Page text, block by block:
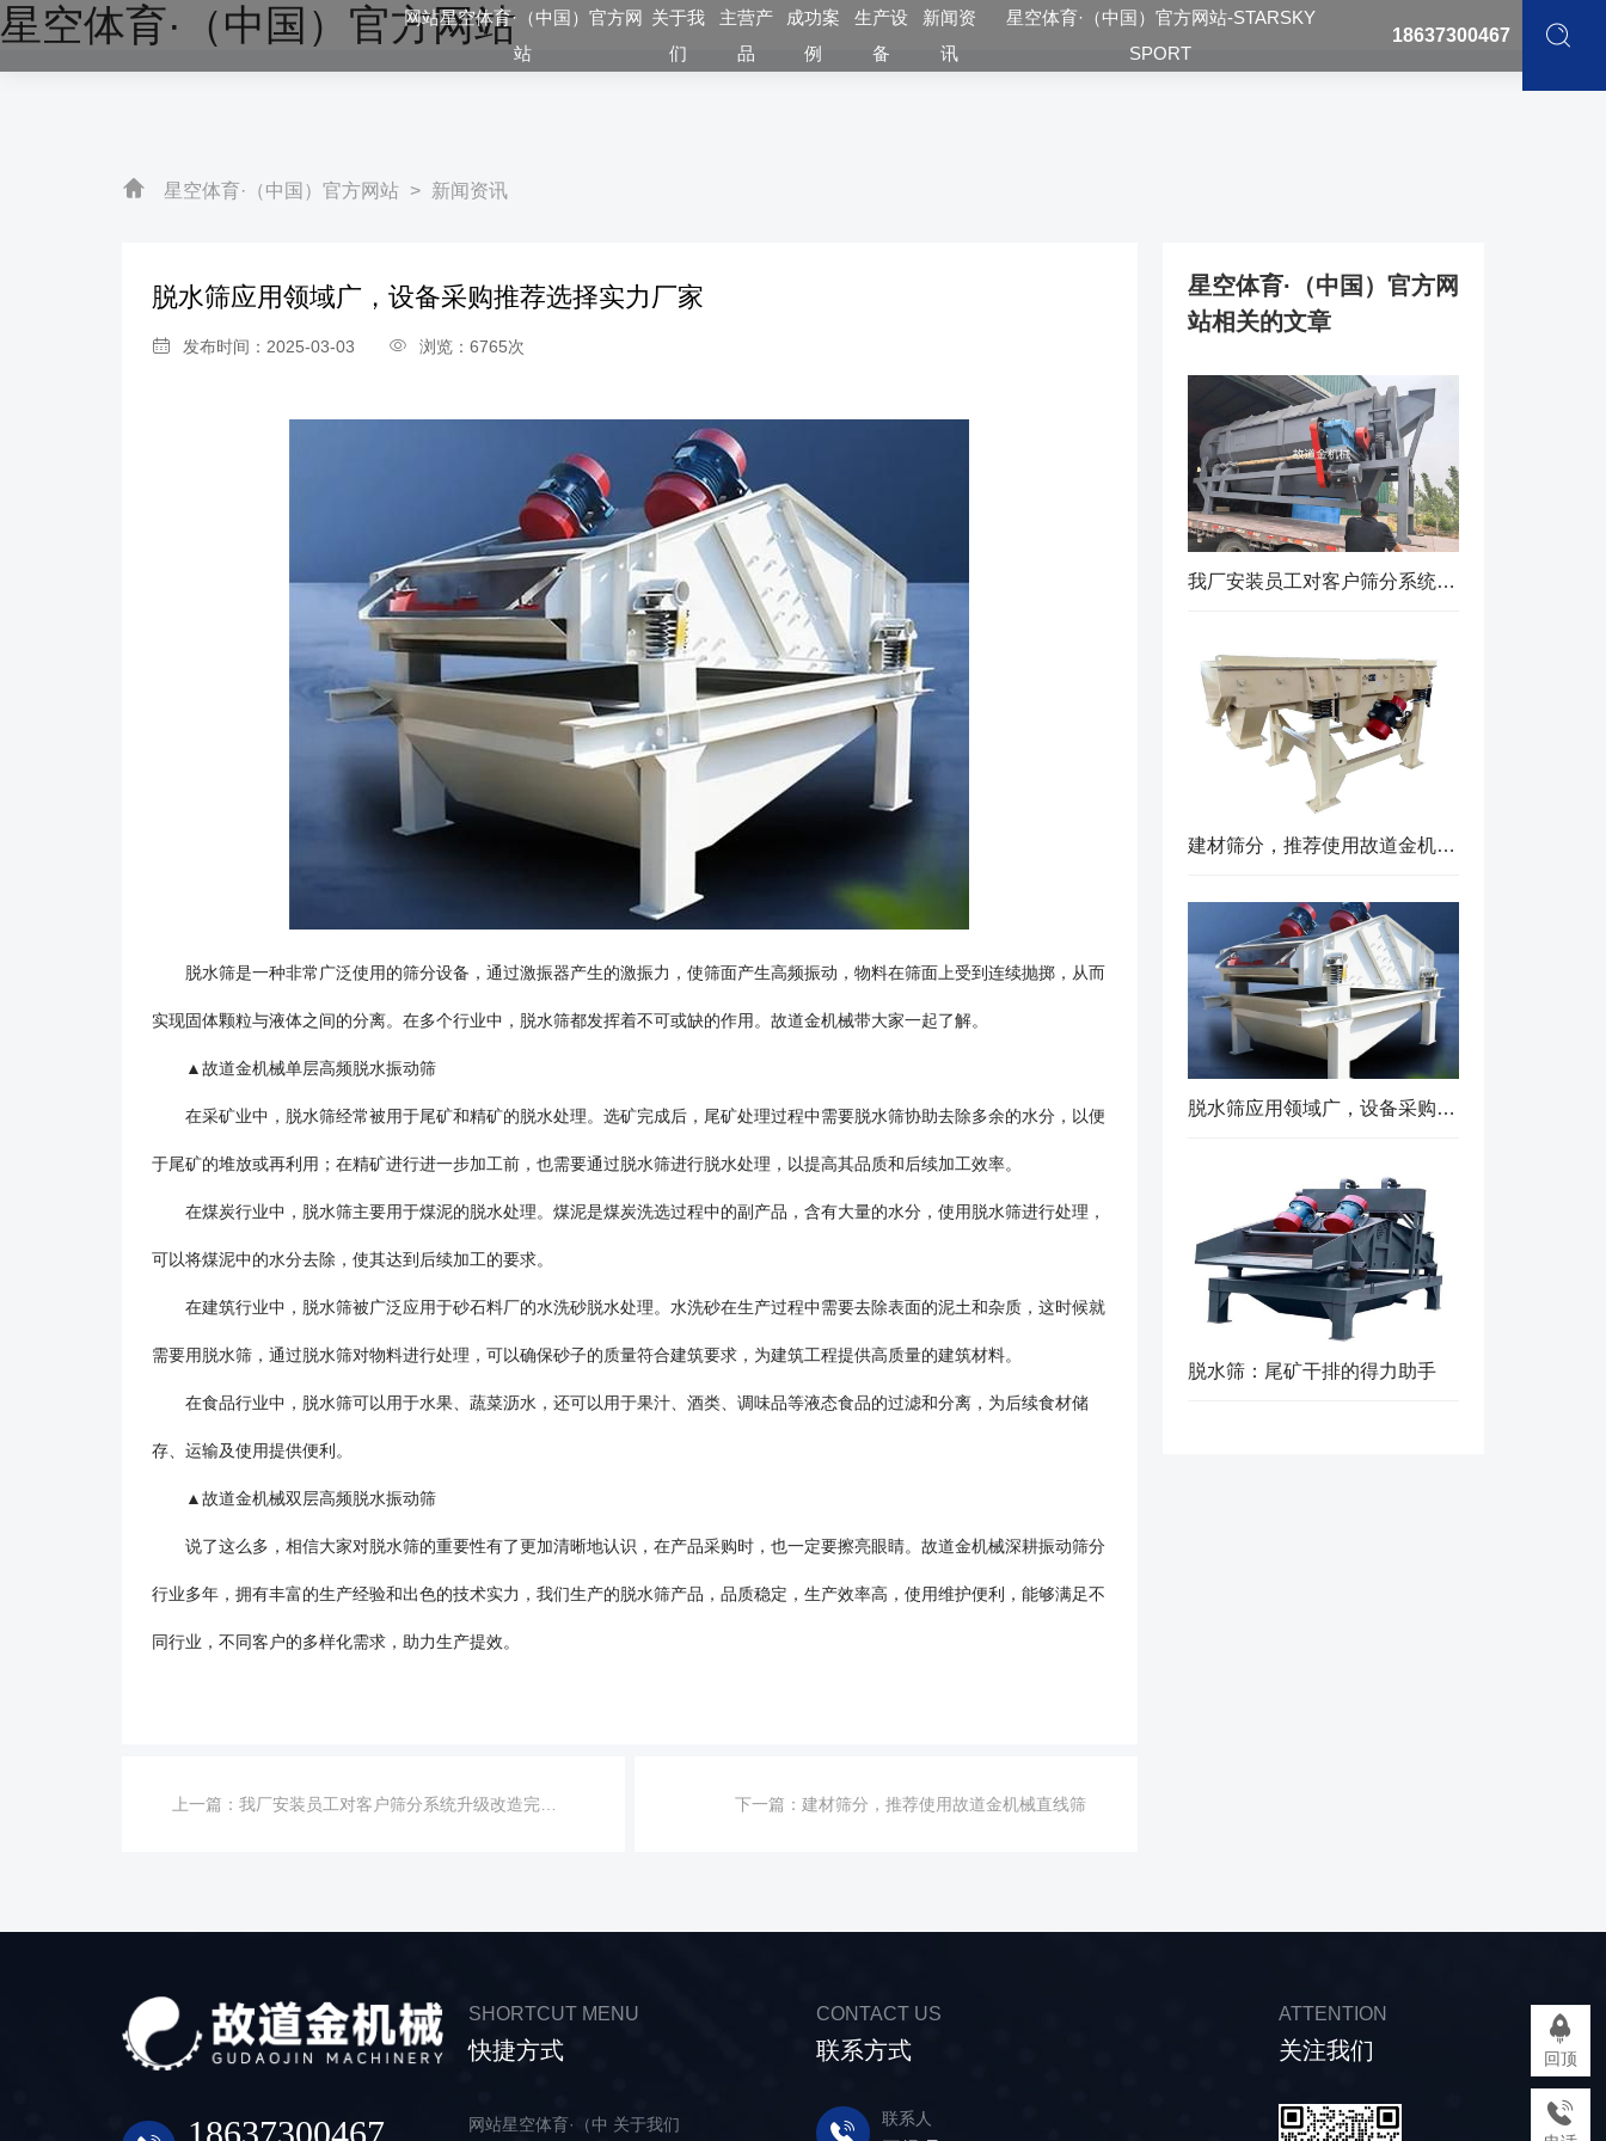
星空体育·（中国）官方网站网站星空体育·（中国）官方网
站
关于我
们
主营产
品
成功案
例
生产设
备
新闻资
讯
星空体育·（中国）官方网站-STARSKY
SPORT
18637300467
星空体育·（中国）官方网站 > 新闻资讯
脱水筛应用领域广，设备采购推荐选择实力厂家
发布时间：2025-03-03 浏览：6765次
脱水筛是一种非常广泛使用的筛分设备，通过激振器产生的激振力，使筛面产生高频振动，物料在筛面上受到连续抛掷，从而
实现固体颗粒与液体之间的分离。在多个行业中，脱水筛都发挥着不可或缺的作用。故道金机械带大家一起了解。
▲故道金机械单层高频脱水振动筛
在采矿业中，脱水筛经常被用于尾矿和精矿的脱水处理。选矿完成后，尾矿处理过程中需要脱水筛协助去除多余的水分，以便
于尾矿的堆放或再利用；在精矿进行进一步加工前，也需要通过脱水筛进行脱水处理，以提高其品质和后续加工效率。
在煤炭行业中，脱水筛主要用于煤泥的脱水处理。煤泥是煤炭洗选过程中的副产品，含有大量的水分，使用脱水筛进行处理，
可以将煤泥中的水分去除，使其达到后续加工的要求。
在建筑行业中，脱水筛被广泛应用于砂石料厂的水洗砂脱水处理。水洗砂在生产过程中需要去除表面的泥土和杂质，这时候就
需要用脱水筛，通过脱水筛对物料进行处理，可以确保砂子的质量符合建筑要求，为建筑工程提供高质量的建筑材料。
在食品行业中，脱水筛可以用于水果、蔬菜沥水，还可以用于果汁、酒类、调味品等液态食品的过滤和分离，为后续食材储
存、运输及使用提供便利。
▲故道金机械双层高频脱水振动筛
说了这么多，相信大家对脱水筛的重要性有了更加清晰地认识，在产品采购时，也一定要擦亮眼睛。故道金机械深耕振动筛分
行业多年，拥有丰富的生产经验和出色的技术实力，我们生产的脱水筛产品，品质稳定，生产效率高，使用维护便利，能够满足不
同行业，不同客户的多样化需求，助力生产提效。
上一篇：我厂安装员工对客户筛分系统升级改造完工，客户很满意，我们也很高兴！ 下一篇：建材筛分，推荐使用故道金机械直线筛
星空体育·（中国）官方网
站相关的文章
我厂安装员工对客户筛分系统升级改造完工，客户很满意，我们也很高兴！
建材筛分，推荐使用故道金机械直线筛
脱水筛应用领域广，设备采购推荐选择实力厂家
脱水筛：尾矿干排的得力助手
SHORTCUT MENU
快捷方式
网站星空体育·（中 关于我们
CONTACT US
联系方式
联系人
ATTENTION
关注我们 回顶